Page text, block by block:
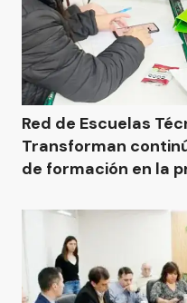
Red de Escuelas
Transforman
de formación en la